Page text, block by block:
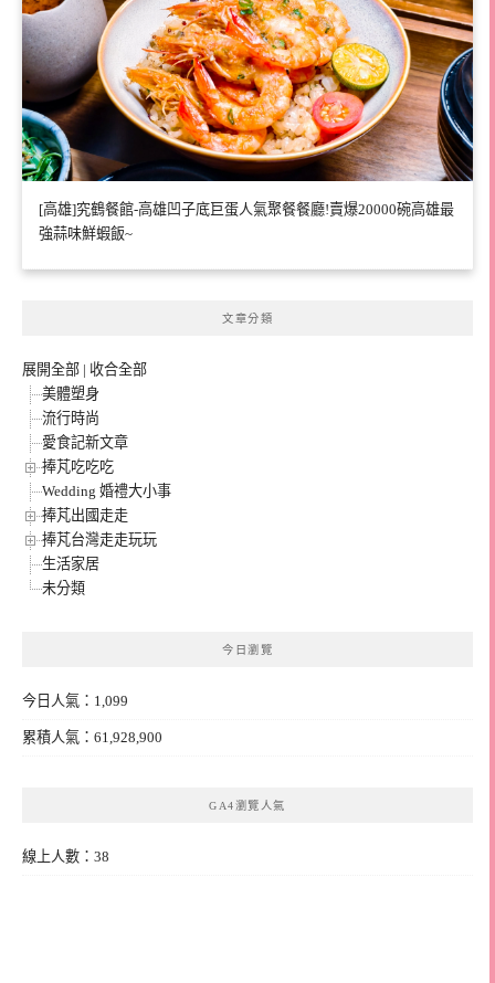
[高雄]究鶴餐館-高雄凹子底巨蛋人氣聚餐餐廳!賣爆20000碗高雄最
強蒜味鮮蝦飯~
文章分類
展開全部 | 收合全部
美體塑身
流行時尚
愛食記新文章
捧芃吃吃吃
Wedding 婚禮大小事
捧芃出國走走
捧芃台灣走走玩玩
生活家居
未分類
今日瀏覽
今日人氣：1,099
累積人氣：61,928,900
GA4瀏覽人氣
線上人數：38